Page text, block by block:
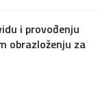
i provođenju
obrazloženju za